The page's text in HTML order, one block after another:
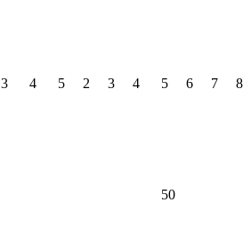
3 4 5 2 3 4 5 6 7 8
50